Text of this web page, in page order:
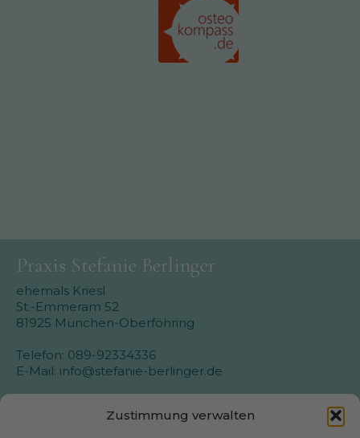
Zustimmung verwalten
Praxis Stefanie Berlinger
ehemals Kriesl
St.-Emmeram 52
81925 München-Oberföhring
Telefon: 089-92334336
E-Mail: info@stefanie-berlinger.de